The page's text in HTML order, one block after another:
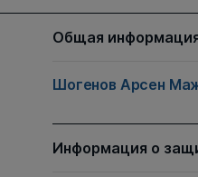
Общая
Шогенов Арсен
Информация о